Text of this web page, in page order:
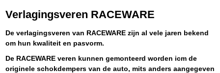
Verlagingsveren RACEWARE
De verlagingsveren van RACEWARE zijn al vele jaren bekend
om hun kwaliteit en pasvorm.
De RACEWARE veren kunnen gemonteerd worden icm de
originele schokdempers van de auto, mits anders aangegeven